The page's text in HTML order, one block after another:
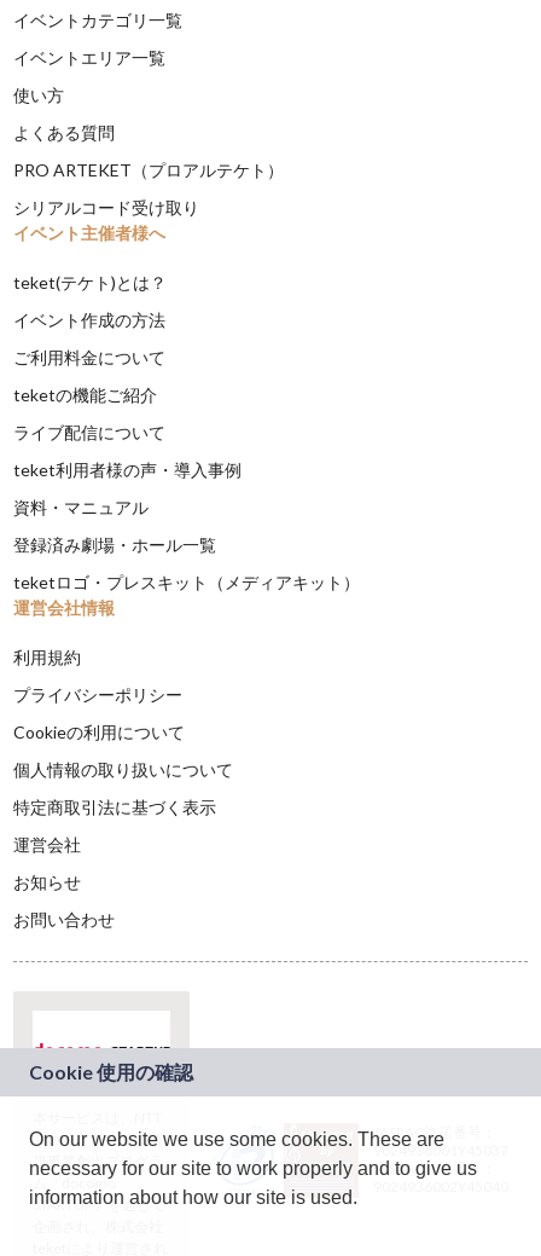
イベントカテゴリ一覧
イベントエリア一覧
使い方
よくある質問
PRO ARTEKET（プロアルテケト）
シリアルコード受け取り
イベント主催者様へ
teket(テケト)とは？
イベント作成の方法
ご利用料金について
teketの機能ご紹介
ライブ配信について
teket利用者様の声・導入事例
資料・マニュアル
登録済み劇場・ホール一覧
teketロゴ・プレスキット（メディアキット）
運営会社情報
利用規約
プライバシーポリシー
Cookieの利用について
個人情報の取り扱いについて
特定商取引法に基づく表示
運営会社
お知らせ
お問い合わせ
ドコモグループの新
規事業創出プログラ
ム「docomo
STARTUP」を通じて
JASRAC許諾番号：
9024936001Y45037
JASRAC許諾番号：
On our website we use some cookies. These are
necessary for our site to work properly and to give us
information about how our site is used.